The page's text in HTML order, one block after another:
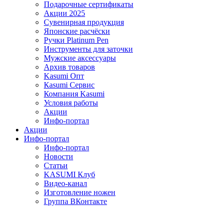
Подарочные сертификаты
Акции 2025
Сувенирная продукция
Японские расчёски
Ручки Platinum Pen
Инструменты для заточки
Мужские аксессуары
Архив товаров
Kasumi Опт
Кasumi Сервис
Компания Kasumi
Условия работы
Акции
Инфо-портал
Акции
Инфо-портал
Инфо-портал
Новости
Статьи
KASUMI Клуб
Видео-канал
Изготовление ножен
Группа ВКонтакте